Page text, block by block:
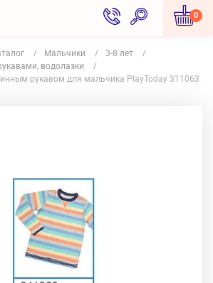
0
Мальчики
3-8 лет
водолазки
рукавом для мальчика PlayToday 311063